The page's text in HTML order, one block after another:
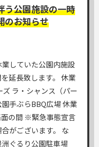
う公園施設の一時
のお知らせ
していた公園内施設
延長致します。 休業
ラ・シャンス（パー
手ぶらBBQ広場 休業
の間 ※緊急事態宣言
がございます。 な
ぐるり公園駐車場